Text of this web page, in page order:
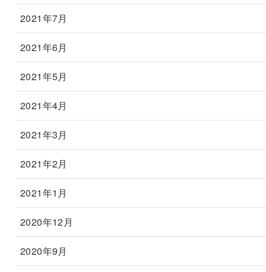
2021年7月
2021年6月
2021年5月
2021年4月
2021年3月
2021年2月
2021年1月
2020年12月
2020年9月